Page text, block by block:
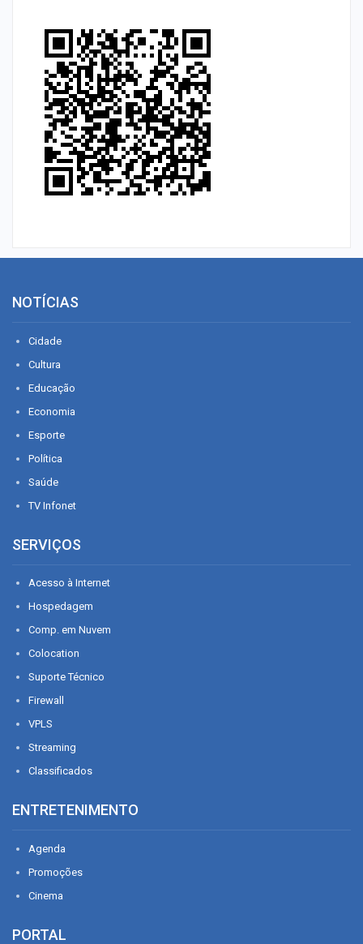
NOTÍCIAS
Cidade
Cultura
Educação
Economia
Esporte
Política
Saúde
TV Infonet
SERVIÇOS
Acesso à Internet
Hospedagem
Comp. em Nuvem
Colocation
Suporte Técnico
Firewall
VPLS
Streaming
Classificados
ENTRETENIMENTO
Agenda
Promoções
Cinema
PORTAL